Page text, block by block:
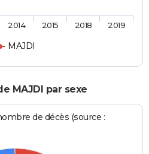
MAJDI
2014 2015 2018 2019
MAJDI par sexe
de décès (source :